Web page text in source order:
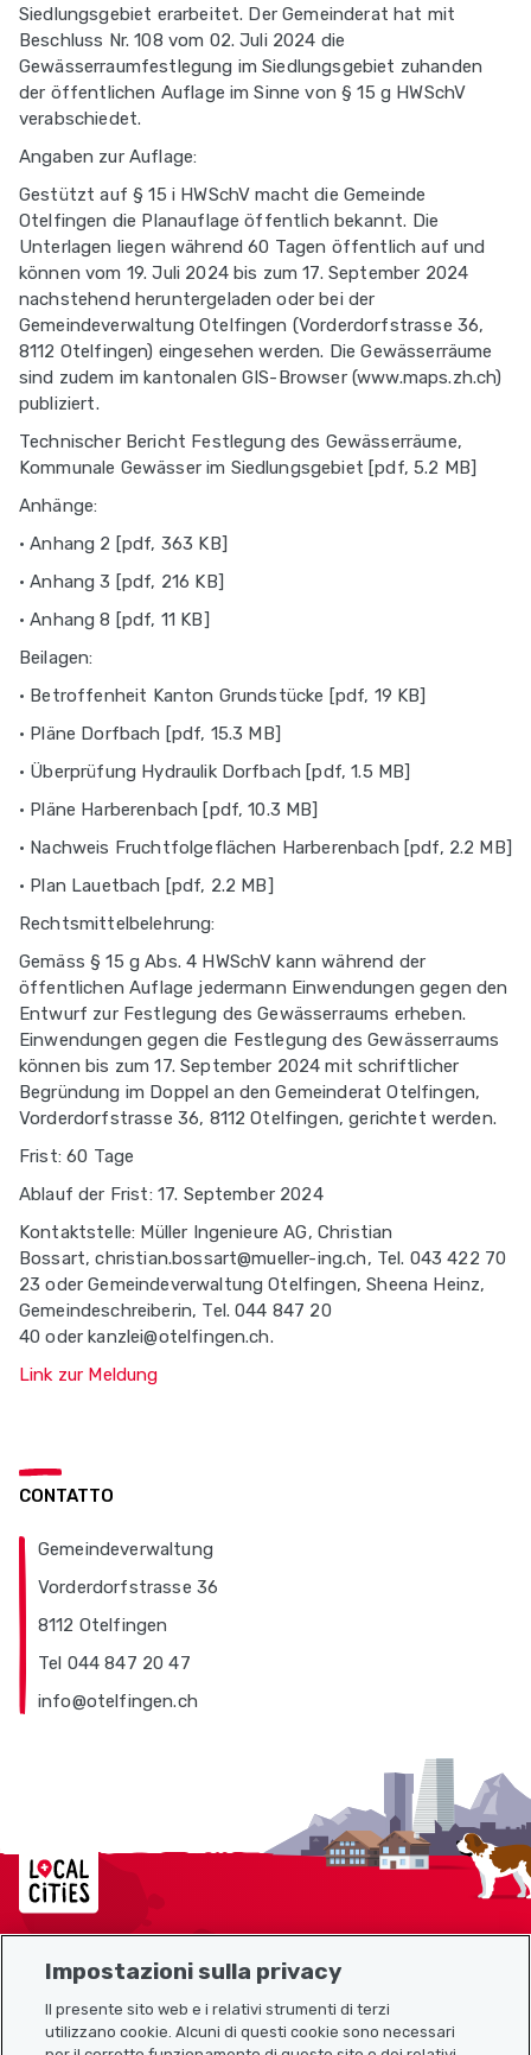
Siedlungsgebiet erarbeitet. Der Gemeinderat hat mit
Beschluss Nr. 108 vom 02. Juli 2024 die
Gewässerraumfestlegung im Siedlungsgebiet zuhanden
der öffentlichen Auflage im Sinne von § 15 g HWSchV
verabschiedet.
Angaben zur Auflage:
Gestützt auf § 15 i HWSchV macht die Gemeinde
Otelfingen die Planauflage öffentlich bekannt. Die
Unterlagen liegen während 60 Tagen öffentlich auf und
können vom 19. Juli 2024 bis zum 17. September 2024
nachstehend heruntergeladen oder bei der
Gemeindeverwaltung Otelfingen (Vorderdorfstrasse 36,
8112 Otelfingen) eingesehen werden. Die Gewässerräume
sind zudem im kantonalen GIS-Browser (www.maps.zh.ch)
publiziert.
Technischer Bericht Festlegung des Gewässerräume,
Kommunale Gewässer im Siedlungsgebiet [pdf, 5.2 MB]
Anhänge:
• Anhang 2 [pdf, 363 KB]
• Anhang 3 [pdf, 216 KB]
• Anhang 8 [pdf, 11 KB]
Beilagen:
• Betroffenheit Kanton Grundstücke [pdf, 19 KB]
• Pläne Dorfbach [pdf, 15.3 MB]
• Überprüfung Hydraulik Dorfbach [pdf, 1.5 MB]
• Pläne Harberenbach [pdf, 10.3 MB]
• Nachweis Fruchtfolgeflächen Harberenbach [pdf, 2.2 MB]
• Plan Lauetbach [pdf, 2.2 MB]
Rechtsmittelbelehrung:
Gemäss § 15 g Abs. 4 HWSchV kann während der
öffentlichen Auflage jedermann Einwendungen gegen den
Entwurf zur Festlegung des Gewässerraums erheben.
Einwendungen gegen die Festlegung des Gewässerraums
können bis zum 17. September 2024 mit schriftlicher
Begründung im Doppel an den Gemeinderat Otelfingen,
Vorderdorfstrasse 36, 8112 Otelfingen, gerichtet werden.
Frist: 60 Tage
Ablauf der Frist: 17. September 2024
Kontaktstelle: Müller Ingenieure AG, Christian
Bossart, christian.bossart@mueller-ing.ch, Tel. 043 422 70
23 oder Gemeindeverwaltung Otelfingen, Sheena Heinz,
Gemeindeschreiberin, Tel. 044 847 20
40 oder kanzlei@otelfingen.ch.
Link zur Meldung
CONTATTO
Gemeindeverwaltung
Vorderdorfstrasse 36
8112 Otelfingen
Tel 044 847 20 47
info@otelfingen.ch
Localcities
Impostazioni sulla privacy
Il presente sito web e i relativi strumenti di terzi
utilizzano cookie. Alcuni di questi cookie sono necessari